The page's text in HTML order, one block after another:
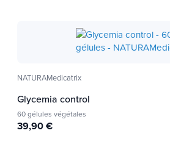
NATURAMedicatrix
Glycemia control
60 gélules végétales
39,90 €